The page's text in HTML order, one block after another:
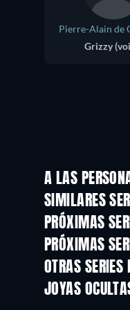
Pierre-Alain de
Grizzy
A LAS
SIMILARES
PRÓXIMAS
PRÓXIMAS
OTRAS
JOYAS